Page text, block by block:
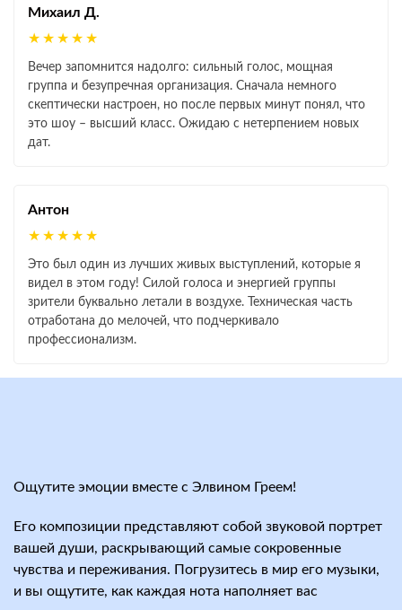
Михаил Д.
★★★★★
Вечер запомнится надолго: сильный голос, мощная
группа и безупречная организация. Сначала немного
скептически настроен, но после первых минут понял, что
это шоу – высший класс. Ожидаю с нетерпением новых
дат.
Антон
★★★★★
Это был один из лучших живых выступлений, которые я
видел в этом году! Силой голоса и энергией группы
зрители буквально летали в воздухе. Техническая часть
отработана до мелочей, что подчеркивало
профессионализм.
Ощутите эмоции вместе с Элвином Греем!
Его композиции представляют собой звуковой портрет
вашей души, раскрывающий самые сокровенные
чувства и переживания. Погрузитесь в мир его музыки,
и вы ощутите, как каждая нота наполняет вас